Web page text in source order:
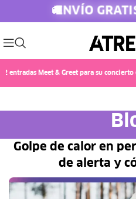
🚚ENVÍO
Meet & Greet para su concierto en
Golpe de calor en
de alerta y